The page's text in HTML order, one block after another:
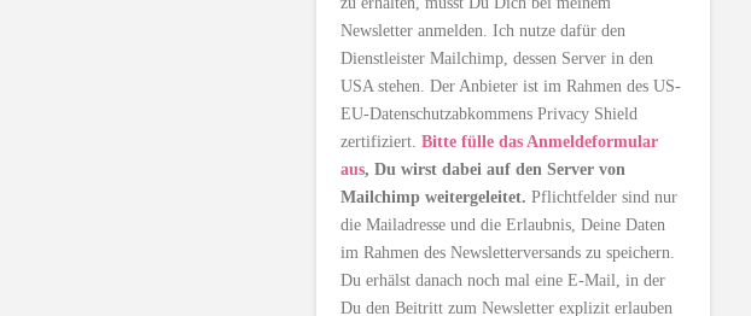
Newsletter anmelden. Ich nutze dafür den
Dienstleister Mailchimp, dessen Server in den
USA stehen. Der Anbieter ist im Rahmen des US-
EU-Datenschutzabkommens Privacy Shield
zertifiziert.Bitte fülle das Anmeldeformular
aus, Du wirst dabei auf den Server von
Mailchimp weitergeleitet. Pflichtfelder sind nur
die Mailadresse und die Erlaubnis, Deine Daten
im Rahmen des Newsletterversands zu speichern.
Du erhälst danach noch mal eine E-Mail, in der
Du den Beitritt zum Newsletter explizit erlauben